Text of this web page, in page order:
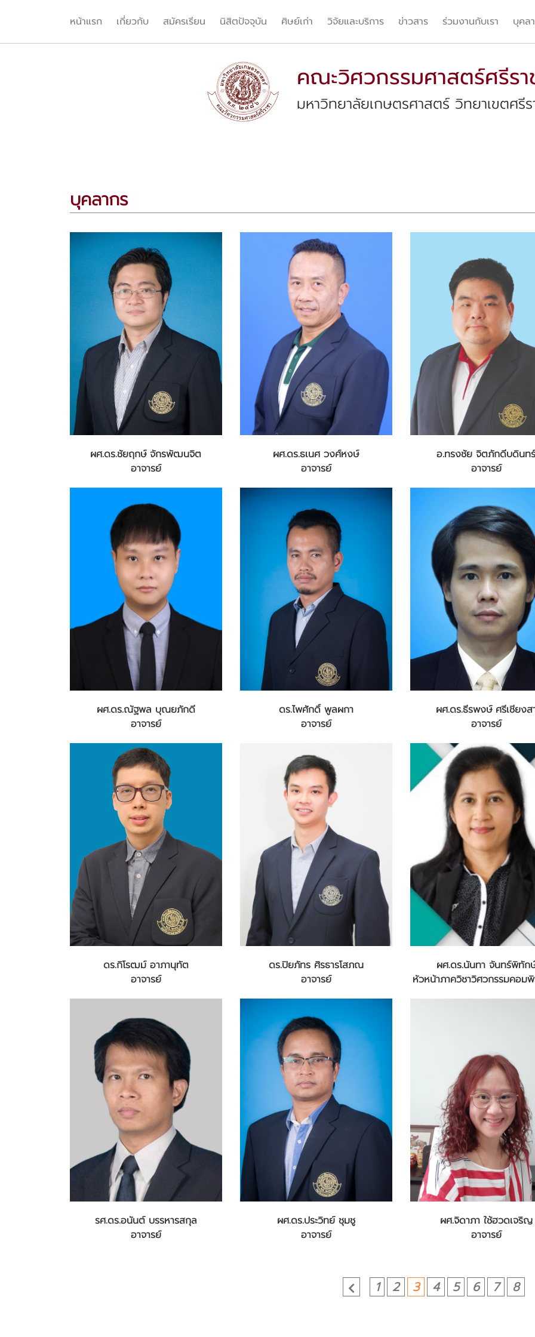
หน้าแรก เกี่ยวกับ สมัครเรียน นิสิตปัจจุบัน ศิษย์เก่า วิจัยและบริการ ข่าวสาร ร่วมงานกับเรา บุคล
คณะวิศวกรรมศาสตร์ศรีรา
มหาวิทยาลัยเกษตรศาสตร์ วิทยาเขตศรีร
บุคลากร
ผศ.ดร.ชัยฤกษ์ จักรพัฒนจิต
อาจารย์
ผศ.ดร.ธเนศ วงศ์หงษ์
อาจารย์
อ.ทรงชัย จิตภักดีบดินท
อาจารย์
ผศ.ดร.ณัฐพล บุณยภักดี
อาจารย์
ดร.ไพศักดิ์ พูลผกา
อาจารย์
ผศ.ดร.ธีรพงษ์ ศรีเชียงส
อาจารย์
ดร.กิโรฒม์ อาภานุทัต
อาจารย์
ดร.ปิยภัทร ศิรธารโสภณ
อาจารย์
ผศ.ดร.นันทา จันทร์พิทัก
หัวหน้าภาควิชาวิศวกรรมคอม
รศ.ดร.อนันต์ บรรหารสกุล
อาจารย์
ผศ.ดร.ประวิทย์ ชุมชู
อาจารย์
ผศ.จิดาภา ใช้ฮวดเจริญ
อาจารย์
1 2 3 4 5 6 7 8